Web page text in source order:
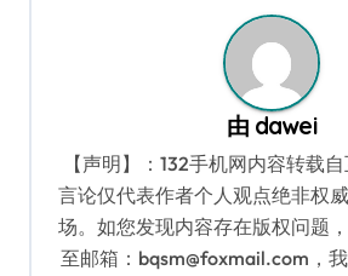
由 dawei
【声明】：132手机网内容转载
言论仅代表作者个人观点绝非权
场。如您发现内容存在版权问题
至邮箱：bqsm@foxmail.com，